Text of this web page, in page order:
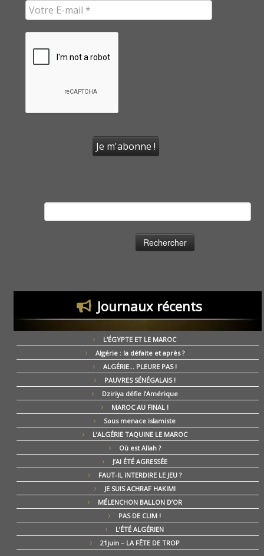
Journaux récents
L’ÉGYPTE ET LE MAROC
Algérie : la défaite et après ?
ALGÉRIE… PLEURE PAS !
PAUVRES SÉNÉGALAIS !
Dziriya défie l’Amérique
MAROC AU FINAL !
Sous menace islamiste
L’ALGÉRIE TAQUINE LE MAROC
Où est Allah ?
J’AI ÉTÉ AGRESSÉE
FAUT-IL INTERDIRE LE JEU ?
JE SUIS ACHRAF HAKIMI
MÉLENCHON BALLON D’OR
PAS DE CLIM !
L’ÉTÉ ALGÉRIEN
21juin – LA FÊTE DE TROP